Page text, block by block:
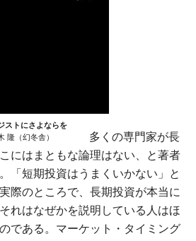
ストにさよならを
隆（幻冬舎）
多くの専門家が長
にはまともな論理はない、と著者
「短期投資はうまくいかない」と
際のところで、長期投資が本当に
れはなぜかを説明している人はほ
である。マーケット・タイミング